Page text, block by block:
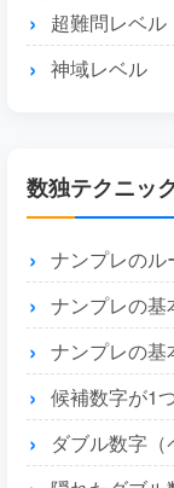
超難問レベル
神域レベル
数独テクニッ
ナンプレのル
ナンプレの基
ナンプレの基
候補数字が1つ（
ダブル数字（